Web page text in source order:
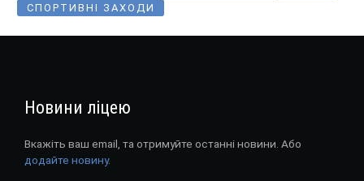
СПОРТИВНІ ЗАХОДИ
Новини ліцею
Вкажіть ваш email, та отримуйте останні новини. Або
додайте новину.